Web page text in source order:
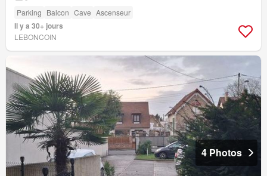
Parking Balcon Cave Ascenseur
Il y a 30+ jours
LEBONCOIN
4 Photos